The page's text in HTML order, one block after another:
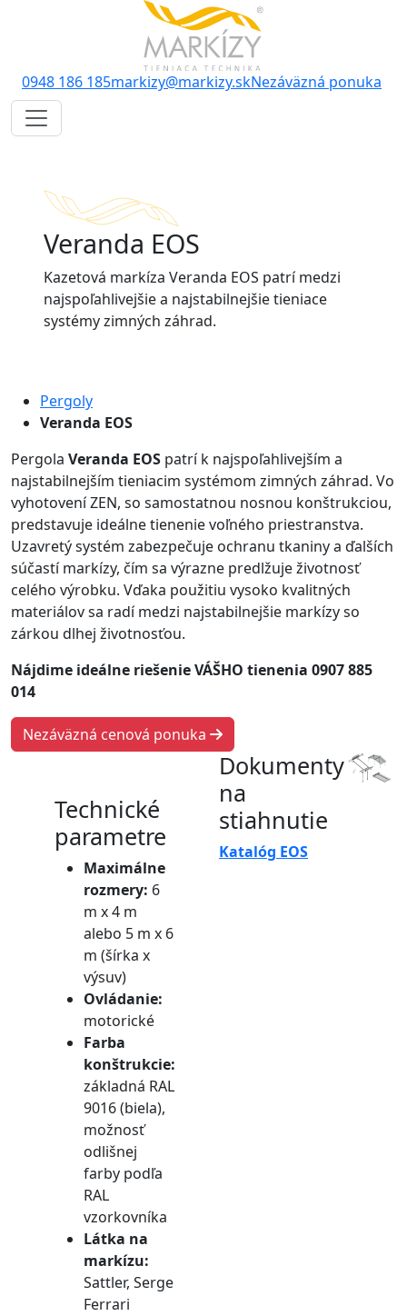
0948 186 185markizy@markizy.skNezáväzná ponuka
Veranda EOS
Kazetová markíza Veranda EOS patrí medzi
najspoľahlivejšie a najstabilnejšie tieniace
systémy zimných záhrad.
Pergoly
Veranda EOS
Pergola Veranda EOS patrí k najspoľahlivejším a
najstabilnejším tieniacim systémom zimných záhrad. Vo
vyhotovení ZEN, so samostatnou nosnou konštrukciou,
predstavuje ideálne tienenie voľného priestranstva.
Uzavretý systém zabezpečuje ochranu tkaniny a ďalších
súčastí markízy, čím sa výrazne predlžuje životnosť
celého výrobku. Vďaka použitiu vysoko kvalitných
materiálov sa radí medzi najstabilnejšie markízy so
zárkou dlhej životnosťou.
Nájdime ideálne riešenie VÁŠHO tienenia 0907 885
014
Nezáväzná cenová ponuka
Technické
parametre
Maximálne
rozmery: 6
m x 4 m
alebo 5 m x 6
m (šírka x
výsuv)
Ovládanie:
motorické
Farba
konštrukcie:
základná RAL
9016 (biela),
možnosť
odlišnej
farby podľa
RAL
vzorkovníka
Látka na
markízu:
Sattler, Serge
Ferrari
Dokumenty
na
stiahnutie
Katalóg EOS